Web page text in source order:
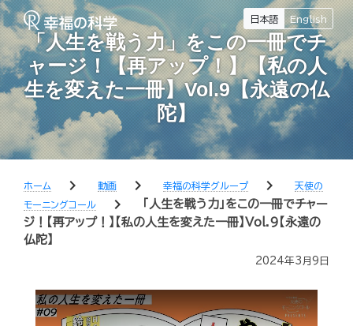
日本語 English
「人生を戦う力」をこの一冊でチ
ャージ！【再アップ！】【私の人
生を変えた一冊】Vol.9【永遠の仏
陀】
ホーム chevron_right 動画 chevron_right 幸福の科学グループ chevron_right
天使の
モーニングコール
chevron_right
「人生を戦う力」をこの一冊でチャー
ジ！【再アップ！】【私の人生を変えた一冊】Vol.9【永遠の
仏陀】
2024年3月9日